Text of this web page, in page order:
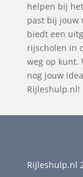
helpen bij
past bij jouw
biedt een
rijscholen in
weg op kunt.
nog jouw
Rijleshulp.nl!
Rijleshulp.nl